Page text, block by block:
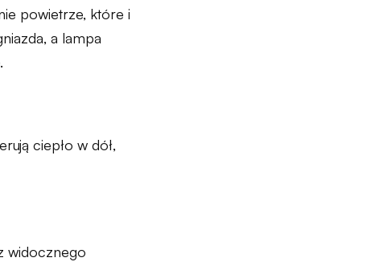
powietrze, które i
a lampa
ciepło w dół,
widocznego